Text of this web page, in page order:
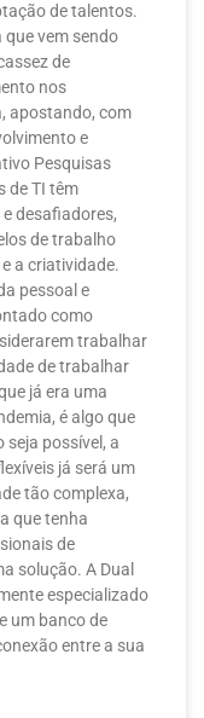
de talentos.
que vem sendo
de
nos
apostando, com
e
Pesquisas
de TI têm
desafiadores,
de trabalho
a criatividade.
pessoal e
como
trabalhar
de trabalhar
já era uma
é algo que
seja possível, a
já será um
tão complexa,
que tenha
de
solução. A Dual
especializado
um banco de
entre a sua